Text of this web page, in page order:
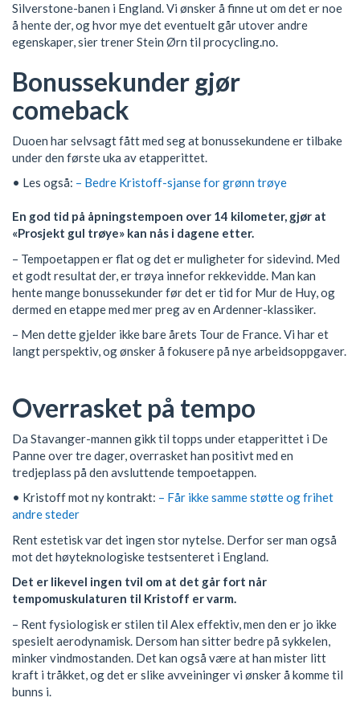
Silverstone-banen i England. Vi ønsker å finne ut om det er noe
å hente der, og hvor mye det eventuelt går utover andre
egenskaper, sier trener Stein Ørn til procycling.no.
Bonussekunder gjør
comeback
Duoen har selvsagt fått med seg at bonussekundene er tilbake
under den første uka av etapperittet.
• Les også: – Bedre Kristoff-sjanse for grønn trøye
En god tid på åpningstempoen over 14 kilometer, gjør at
«Prosjekt gul trøye» kan nås i dagene etter.
– Tempoetappen er flat og det er muligheter for sidevind. Med
et godt resultat der, er trøya innefor rekkevidde. Man kan
hente mange bonussekunder før det er tid for Mur de Huy, og
dermed en etappe med mer preg av en Ardenner-klassiker.
– Men dette gjelder ikke bare årets Tour de France. Vi har et
langt perspektiv, og ønsker å fokusere på nye arbeidsoppgaver.
Overrasket på tempo
Da Stavanger-mannen gikk til topps under etapperittet i De
Panne over tre dager, overrasket han positivt med en
tredjeplass på den avsluttende tempoetappen.
• Kristoff mot ny kontrakt: – Får ikke samme støtte og frihet
andre steder
Rent estetisk var det ingen stor nytelse. Derfor ser man også
mot det høyteknologiske testsenteret i England.
Det er likevel ingen tvil om at det går fort når
tempomuskulaturen til Kristoff er varm.
– Rent fysiologisk er stilen til Alex effektiv, men den er jo ikke
spesielt aerodynamisk. Dersom han sitter bedre på sykkelen,
minker vindmostanden. Det kan også være at han mister litt
kraft i tråkket, og det er slike avveininger vi ønsker å komme til
bunns i.